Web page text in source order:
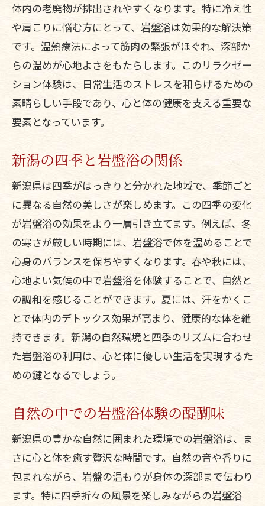
体内の老廃物が排出されやすくなります。特に冷え性
や肩こりに悩む方にとって、岩盤浴は効果的な解決策
です。温熱療法によって筋肉の緊張がほぐれ、深部か
らの温めが心地よさをもたらします。このリラクゼー
ション体験は、日常生活のストレスを和らげるための
素晴らしい手段であり、心と体の健康を支える重要な
要素となっています。
新潟の四季と岩盤浴の関係
新潟県は四季がはっきりと分かれた地域で、季節ごと
に異なる自然の美しさが楽しめます。この四季の変化
が岩盤浴の効果をより一層引き立てます。例えば、冬
の寒さが厳しい時期には、岩盤浴で体を温めることで
心身のバランスを保ちやすくなります。春や秋には、
心地よい気候の中で岩盤浴を体験することで、自然と
の調和を感じることができます。夏には、汗をかくこ
とで体内のデトックス効果が高まり、健康的な体を維
持できます。新潟の自然環境と四季のリズムに合わせ
た岩盤浴の利用は、心と体に優しい生活を実現するた
めの鍵となるでしょう。
自然の中での岩盤浴体験の醍醐味
新潟県の豊かな自然に囲まれた環境での岩盤浴は、ま
さに心と体を癒す贅沢な時間です。自然の音や香りに
包まれながら、岩盤の温もりが身体の深部まで伝わり
ます。特に四季折々の風景を楽しみながらの岩盤浴